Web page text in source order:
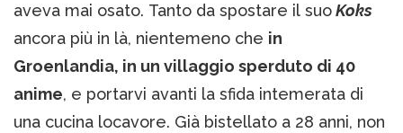
aveva mai osato. Tanto da spostare il suoKoks
ancora più in là, nientemeno che in
Groenlandia, in un villaggio sperduto di 40
anime, e portarvi avanti la sfida intemerata di
una cucina locavore. Già bistellato a 28 anni, non